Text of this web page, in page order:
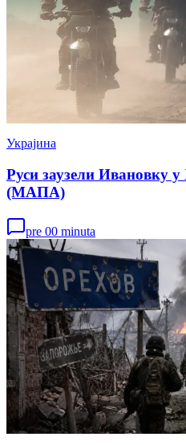
Украјина
Руси заузели Ивановку у
(МАПА)
pre 00 minuta